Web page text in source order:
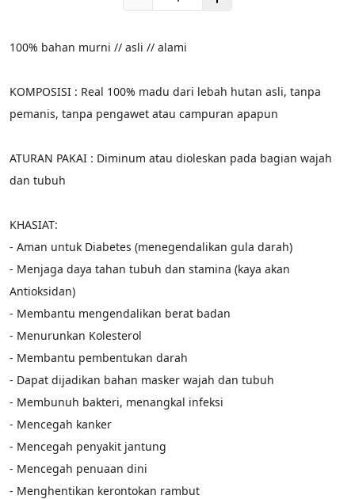
100% bahan murni // asli // alami
KOMPOSISI : Real 100% madu dari lebah hutan asli, tanpa
pemanis, tanpa pengawet atau campuran apapun
ATURAN PAKAI : Diminum atau dioleskan pada bagian wajah
dan tubuh
KHASIAT:
- Aman untuk Diabetes (menegendalikan gula darah)
- Menjaga daya tahan tubuh dan stamina (kaya akan
Antioksidan)
- Membantu mengendalikan berat badan
- Menurunkan Kolesterol
- Membantu pembentukan darah
- Dapat dijadikan bahan masker wajah dan tubuh
- Membunuh bakteri, menangkal infeksi
- Mencegah kanker
- Mencegah penyakit jantung
- Mencegah penuaan dini
- Menghentikan kerontokan rambut